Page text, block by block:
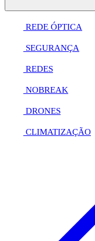
REDE ÓPTICA
SEGURANÇA
REDES
NOBREAK
DRONES
CLIMATIZAÇÃO